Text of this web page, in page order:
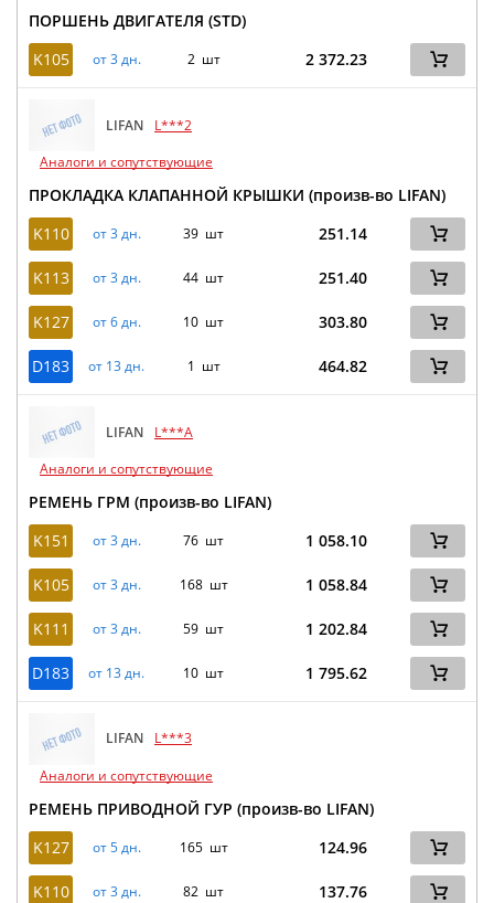
ПОРШЕНЬ ДВИГАТЕЛЯ (STD)
K105
от 3 дн. 2 шт 2 372.23
LIFAN
L***2
Аналоги и сопутствующие
ПРОКЛАДКА КЛАПАННОЙ КРЫШКИ (произв-во LIFAN)
K110
от 3 дн. 39 шт 251.14
K113 от 3 дн. 44 шт 251.40
K127 от 6 дн. 10 шт 303.80
D183 от 13 дн. 1 шт 464.82
LIFAN
L***A
Аналоги и сопутствующие
РЕМЕНЬ ГРМ (произв-во LIFAN)
K151
от 3 дн. 76 шт 1 058.10
K105 от 3 дн. 168 шт 1 058.84
K111 от 3 дн. 59 шт 1 202.84
D183 от 13 дн. 10 шт 1 795.62
LIFAN
L***3
Аналоги и сопутствующие
РЕМЕНЬ ПРИВОДНОЙ ГУР (произв-во LIFAN)
K127
от 5 дн. 165 шт 124.96
K110 от 3 дн. 82 шт 137.76